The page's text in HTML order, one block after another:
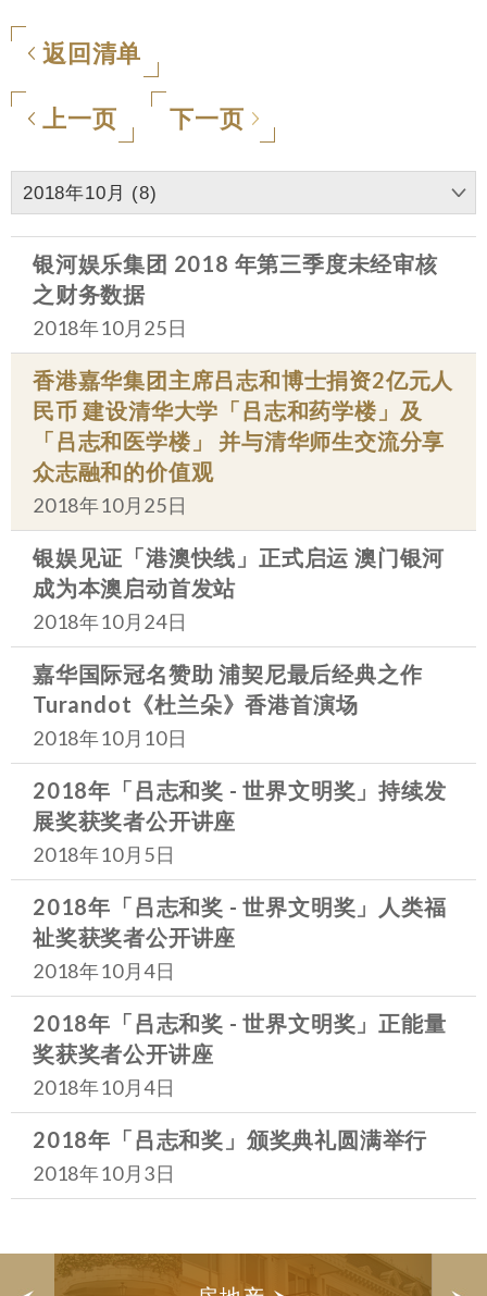
返回清单
上一页 下一页
2018年10月 (8)
银河娱乐集团 2018 年第三季度未经审核
之财务数据
2018年10月25日
香港嘉华集团主席吕志和博士捐资2亿元人
民币 建设清华大学「吕志和药学楼」及
「吕志和医学楼」 并与清华师生交流分享
众志融和的价值观
2018年10月25日
银娱见证「港澳快线」正式启运 澳门银河
成为本澳启动首发站
2018年10月24日
嘉华国际冠名赞助 浦契尼最后经典之作
Turandot《杜兰朵》香港首演场
2018年10月10日
2018年「吕志和奖 - 世界文明奖」持续发
展奖获奖者公开讲座
2018年10月5日
2018年「吕志和奖 - 世界文明奖」人类福
祉奖获奖者公开讲座
2018年10月4日
2018年「吕志和奖 - 世界文明奖」正能量
奖获奖者公开讲座
2018年10月4日
2018年「吕志和奖」颁奖典礼圆满举行
2018年10月3日